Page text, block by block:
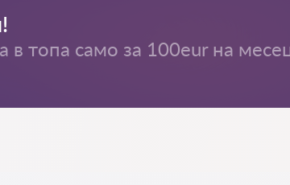
в топа само за 100eur на